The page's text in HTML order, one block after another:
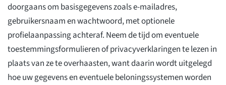
doorgaans om basisgegevens zoals e-mailadres,
gebruikersnaam en wachtwoord, met optionele
profielaanpassing achteraf. Neem de tijd om eventuele
toestemmingsformulieren of privacyverklaringen te lezen in
plaats van ze te overhaasten, want daarin wordt uitgelegd
hoe uw gegevens en eventuele beloningssystemen worden